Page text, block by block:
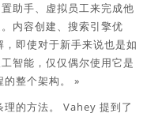
助手、虚拟员工来完成他
内容创建、搜索引擎优
即使对于新手来说也是如
智能，仅仅偶尔使用它是
整个架构。
»
的方法。 Vahey 提到了